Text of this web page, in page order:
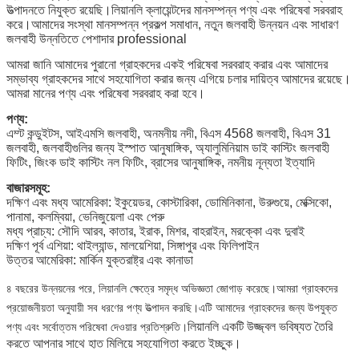
উত্পাদনতে নিযুক্ত রয়েছি।লিয়ানলি ক্লায়েন্টদের মানসম্পন্ন পণ্য এবং পরিষেবা সরবরাহ
করে।আমাদের সংস্থা মানসম্পন্ন প্রকল্প সমাধান, নতুন জলবাহী উন্নয়ন এবং সাধারণ
জলবাহী উন্নতিতে পেশাদার professional
আমরা জানি আমাদের পুরানো গ্রাহকদের একই পরিষেবা সরবরাহ করার এবং আমাদের
সম্ভাব্য গ্রাহকদের সাথে সহযোগিতা করার জন্য এগিয়ে চলার দায়িত্ব আমাদের রয়েছে।
আমরা মানের পণ্য এবং পরিষেবা সরবরাহ করা হবে।
পণ্য:
এম্ট কন্ডুইটস, আইএমসি জলবাহী, অনমনীয় নদী, বিএস 4568 জলবাহী, বিএস 31
জলবাহী, জলবাহীগুলির জন্য ইস্পাত আনুষাঙ্গিক, অ্যালুমিনিয়াম ডাই কাস্টিং জলবাহী
ফিটিং, জিংক ডাই কাস্টিং নল ফিটিং, ব্রাসের আনুষাঙ্গিক, নমনীয় নূন্যতা ইত্যাদি
বাজারসমূহ:
দক্ষিণ এবং মধ্য আমেরিকা: ইকুয়েডর, কোস্টারিকা, ডোমিনিকানা, উরুগুয়ে, মেক্সিকো,
পানামা, কলম্বিয়া, ভেনিজুয়েলা এবং পেরু
মধ্য প্রাচ্য: সৌদি আরব, কাতার, ইরাক, মিশর, বাহরাইন, মরক্কো এবং দুবাই
দক্ষিণ পূর্ব এশিয়া: থাইল্যান্ড, মালয়েশিয়া, সিঙ্গাপুর এবং ফিলিপাইন
উত্তর আমেরিকা: মার্কিন যুক্তরাষ্ট্র এবং কানাডা
৪ বছরের উন্নয়নের পরে, লিয়ানলি ক্ষেত্রে সমৃদ্ধ অভিজ্ঞতা জোগাড় করেছে।আমরা গ্রাহকদের
প্রয়োজনীয়তা অনুযায়ী সব ধরণের পণ্য উত্পাদন করছি।এটি আমাদের গ্রাহকদের জন্য উপযুক্ত
পণ্য এবং সর্বোত্তম পরিষেবা দেওয়ার প্রতিশ্রুতি।লিয়ানলি একটি উজ্জ্বল ভবিষ্যত তৈরি
করতে আপনার সাথে হাত মিলিয়ে সহযোগিতা করতে ইচ্ছুক।